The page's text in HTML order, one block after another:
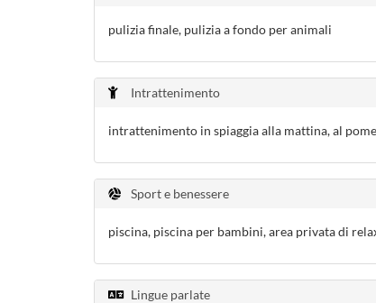
pulizia finale, pulizia a fondo per animali
Intrattenimento
intrattenimento in spiaggia alla mattina, al
Sport e benessere
piscina, piscina per bambini, area privata di
Lingue parlate